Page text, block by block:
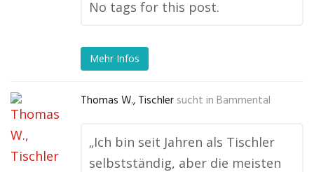
No tags for this post.
Mehr Infos
Thomas W., Tischler sucht in Bammental
„Ich bin seit Jahren als Tischler
selbstständig, aber die meisten